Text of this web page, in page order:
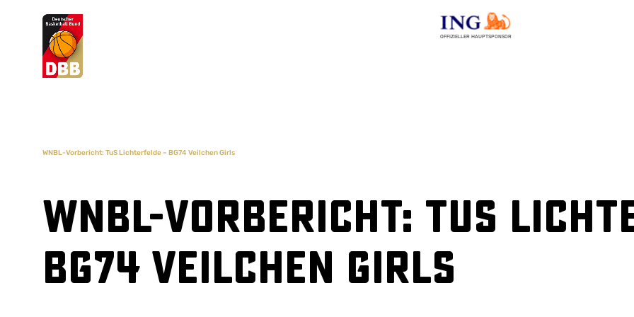
OFFIZIELLER HAUPTSPONSOR
Suchvorschläge
WNBL-Vorbericht: TuS Lichterfelde – BG74 Veilchen Girls
WNBL-Vorbericht: TuS
BG74 Veilchen Girls